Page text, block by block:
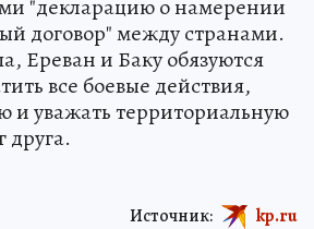
"декларацию о намерении
договор" между странами.
Ереван и Баку обязуются
все боевые действия,
и уважать территориальную
друга.
Источник: kp.ru